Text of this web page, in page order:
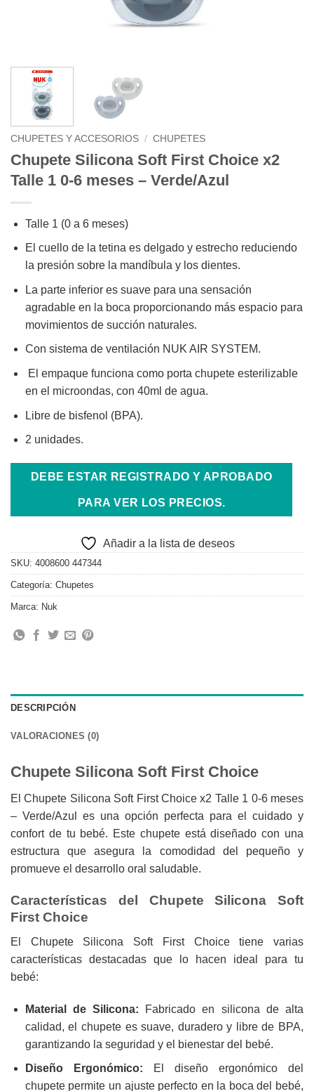
CHUPETES Y ACCESORIOS / CHUPETES
Chupete Silicona Soft First Choice x2
Talle 1 0-6 meses – Verde/Azul
Talle 1 (0 a 6 meses)
El cuello de la tetina es delgado y estrecho reduciendo
la presión sobre la mandíbula y los dientes.
La parte inferior es suave para una sensación
agradable en la boca proporcionando más espacio para
movimientos de succión naturales.
Con sistema de ventilación NUK AIR SYSTEM.
El empaque funciona como porta chupete esterilizable
en el microondas, con 40ml de agua.
Libre de bisfenol (BPA).
2 unidades.
DEBE ESTAR REGISTRADO Y APROBADO
PARA VER LOS PRECIOS.
Añadir a la lista de deseos
SKU: 4008600 447344
Categoría: Chupetes
Marca: Nuk
DESCRIPCIÓN
VALORACIONES (0)
Chupete Silicona Soft First Choice
El Chupete Silicona Soft First Choice x2 Talle 1 0-6 meses
– Verde/Azul es una opción perfecta para el cuidado y
confort de tu bebé. Este chupete está diseñado con una
estructura que asegura la comodidad del pequeño y
promueve el desarrollo oral saludable.
Características del Chupete Silicona Soft
First Choice
El Chupete Silicona Soft First Choice tiene varias
características destacadas que lo hacen ideal para tu
bebé:
Material de Silicona: Fabricado en silicona de alta
calidad, el chupete es suave, duradero y libre de BPA,
garantizando la seguridad y el bienestar del bebé.
Diseño Ergonómico: El diseño ergonómico del
chupete permite un ajuste perfecto en la boca del bebé,